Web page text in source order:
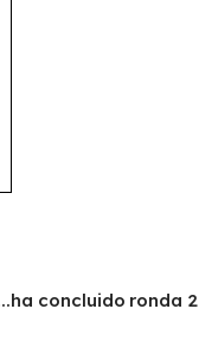
concluido ronda 2